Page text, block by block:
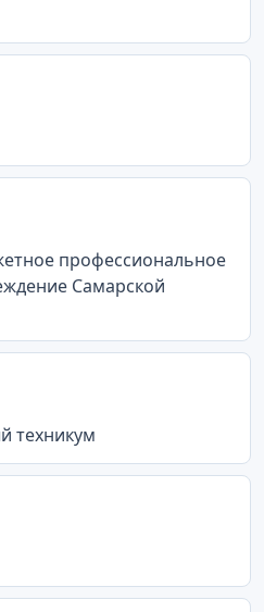
профессиональное
Самарской
техникум